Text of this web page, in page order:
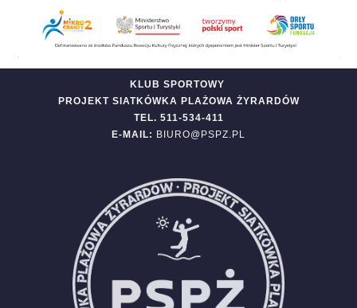
KLUB SPORTOWY
PROJEKT SIATKÓWKA PLAŻOWA ŻYRARDÓW
TEL. 511-534-411
E-MAIL: BIURO@PSPZ.PL